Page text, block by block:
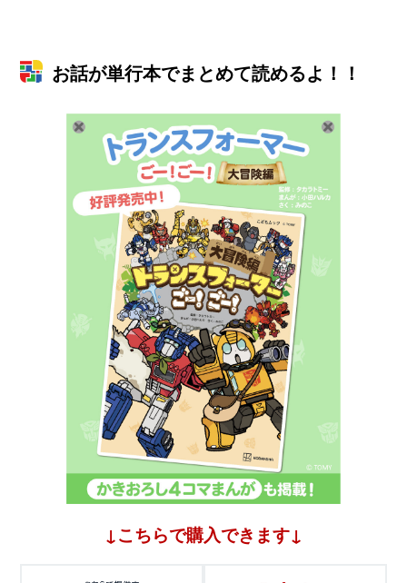
お話が単行本でまとめて読めるよ！！
↓こちらで購入できます↓